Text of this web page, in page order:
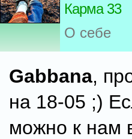
Карма 33
О себе
Gabbana,
на 18-05 ;)
можно к нам